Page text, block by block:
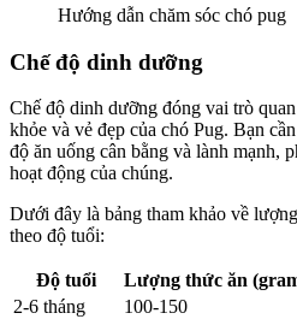
Hướng dẫn chăm sóc chó pug
Chế độ dinh dưỡng
Chế độ dinh dưỡng đóng vai trò
khỏe và vẻ đẹp của chó Pug. Bạn
độ ăn uống cân bằng và lành mạnh,
hoạt động của chúng.
Dưới đây là bảng tham khảo về
theo độ tuổi:
Độ tuổi Lượng thức ăn
2-6 tháng
100-150